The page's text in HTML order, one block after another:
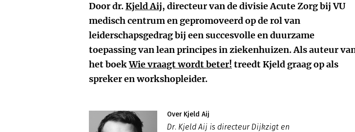
Door dr.Kjeld Aij, directeur van de divisie Acute Zorg bij VU
medisch centrum en gepromoveerd op de rol van
leiderschapsgedrag bij een succesvolle en duurzame
toepassing van lean principes in ziekenhuizen. Als auteur
het boekWie vraagt wordt beter! treedt Kjeld graag op als
spreker en workshopleider.
Over Kjeld Aij
Dr. Kjeld Aij is directeur Dijkzigt en